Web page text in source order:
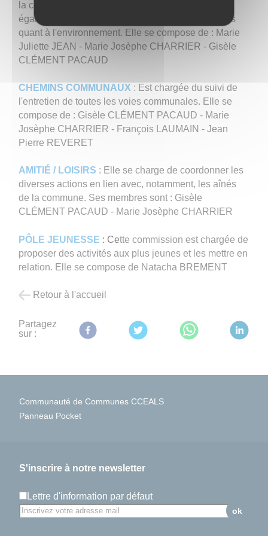
la commune, ainsi que le fleurissement. Elle est
également chargée de veiller aux bonnes pratiques
quant à l'environnement. Elle se compose de : Marie
Juliette JEAN - Marie Josèphe CHARRIER - Gisèle
CLÉMENT PACAUD
CHEMINS COMMUNAUX : Est chargée du suivi de
l'entretien de toutes les voies communales. Elle se
compose de : Gisèle CLÉMENT PACAUD - Marie
Josèphe CHARRIER - François LAUMAIN - Jean
Pierre REVERET
AMITIÉ / LOISIRS : Elle se charge de coordonner les
diverses actions en lien avec, notamment, les aînés
de la commune. Ses membres sont : Gisèle
CLÉMENT PACAUD - Marie Josèphe CHARRIER
PÔLE JEUNESSE ​​​​​​​: Cette commission est chargée de
proposer des activités aux plus jeunes et les mettre en
relation. Elle se compose de Natacha BREMENT
Retour à l'accueil
Partagez
sur :
Communauté de Communes CCEALS
Panneau Pocket
S'inscrire à notre newsletter
Lettre d'information par défaut
ok